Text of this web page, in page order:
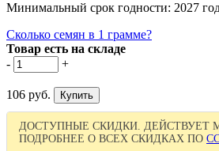
Минимальный срок годности: 2027
Сколько семян в 1 грамме?
Товар есть на складе
-
+
106 руб.
ДОСТУПНЫЕ СКИДКИ. ДЕЙСТВУЕТ
ПОДРОБНЕЕ О ВСЕХ СКИДКАХ ПО